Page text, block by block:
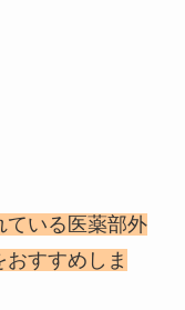
ている医薬部外
すすめしま